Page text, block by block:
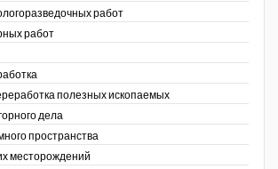
работ
работ
полезных ископаемых
дела
пространства
месторождений